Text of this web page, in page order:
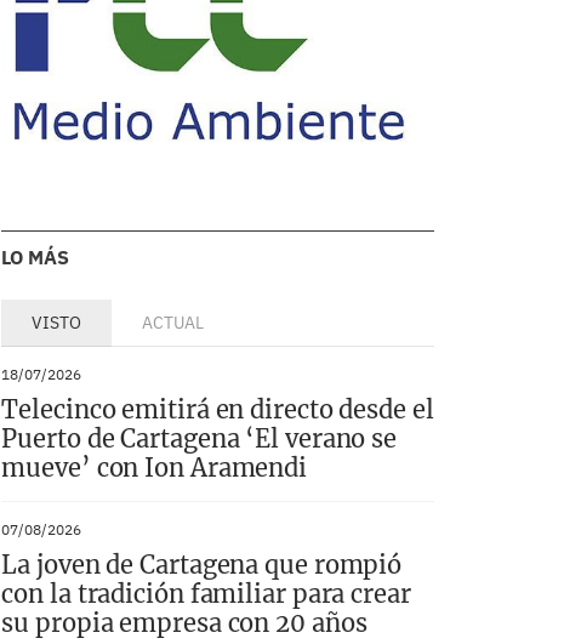
LO MÁS
VISTO ACTUAL
18/07/2026
Telecinco emitirá en directo desde el
Puerto de Cartagena ‘El verano se
mueve’ con Ion Aramendi
07/08/2026
La joven de Cartagena que rompió
con la tradición familiar para crear
su propia empresa con 20 años